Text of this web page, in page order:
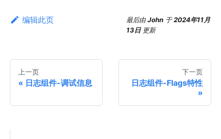
编辑此页 最后由John 于2024年11月
13日 更新
上一页
日志组件-调试信息
下一页
日志组件-Flags特性